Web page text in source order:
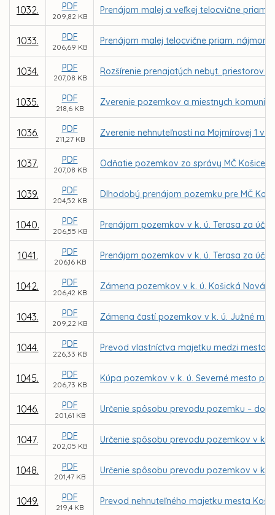
1032. PDF
209,82 KB
Prenájom malej a veľkej telocvične
1033. PDF
206,69 KB
Prenájom malej telocvične priam.
1034. PDF
207,08 KB
Rozšírenie prenajatých nebyt. priestorov
1035. PDF
218,6 KB
Zverenie pozemkov a miestnych
1036. PDF
211,27 KB
Zverenie nehnuteľností na Mojmírovej 1 v
1037. PDF
207,08 KB
Odňatie pozemkov zo správy MČ Košice
1039. PDF
204,52 KB
Dlhodobý prenájom pozemku pre MČ
1040. PDF
206,55 KB
Prenájom pozemkov v k. ú. Terasa za
1041. PDF
206,16 KB
Prenájom pozemkov v k. ú. Terasa za
1042. PDF
206,42 KB
Zámena pozemkov v k. ú. Košická Nová
1043. PDF
209,22 KB
Zámena častí pozemkov v k. ú. Južné
1044. PDF
226,33 KB
Prevod vlastníctva majetku medzi
1045. PDF
206,73 KB
Kúpa pozemkov v k. ú. Severné mesto
1046. PDF
201,61 KB
Určenie spôsobu prevodu pozemku –
1047. PDF
202,05 KB
Určenie spôsobu prevodu pozemkov v k.
1048. PDF
201,47 KB
Určenie spôsobu prevodu pozemkov v k.
1049. PDF
219,4 KB
Prevod nehnuteľného majetku mesta